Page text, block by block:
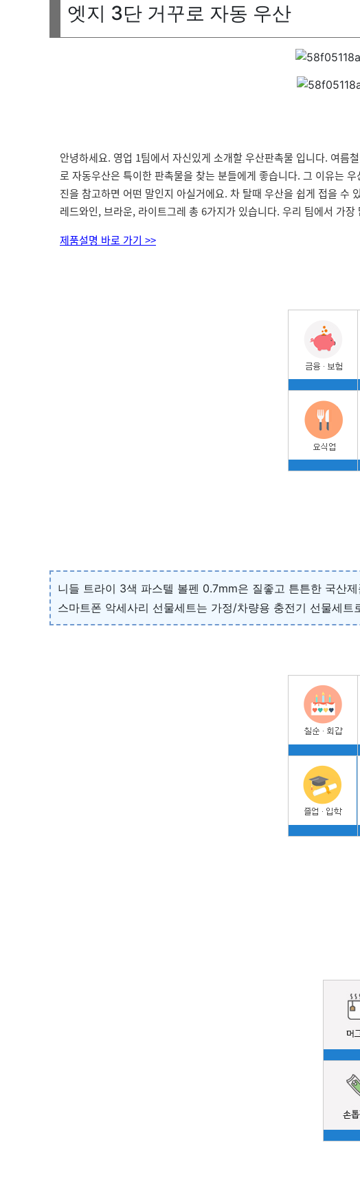
엣지 3단 거꾸로 자동 우산
안녕하세요. 영업 1팀에서 자신있게 소개할 우산판촉물 입니다. 여름
로 자동우산은 특이한 판촉물을 찾는 분들에게 좋습니다. 그 이유는
진을 참고하면 어떤 말인지 아실거에요. 차 탈때 우산을 쉽게 접을 수
레드와인, 브라운, 라이트그레 총 6가지가 있습니다. 우리 팀에서 가
제품설명 바로 가기 >>
니들 트라이 3색 파스텔 볼펜 0.7mm은 질좋고 튼튼한 국산
스마트폰 악세사리 선물세트는 가정/차량용 충전기 선물세